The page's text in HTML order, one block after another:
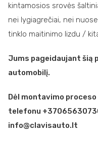
kintamosios srovės
nei lygiagrečiai, nei
tinklo maitinimo lizdu /
Jums pageidaujant šią
automobilį.
Dėl montavimo
telefonu
info@clavisauto.lt